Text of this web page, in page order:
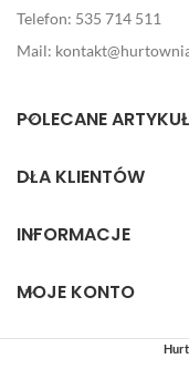
Telefon: 535 714 511
Mail:
POLECANE
DLA KLIENTÓW
INFORMACJE
MOJE KONTO